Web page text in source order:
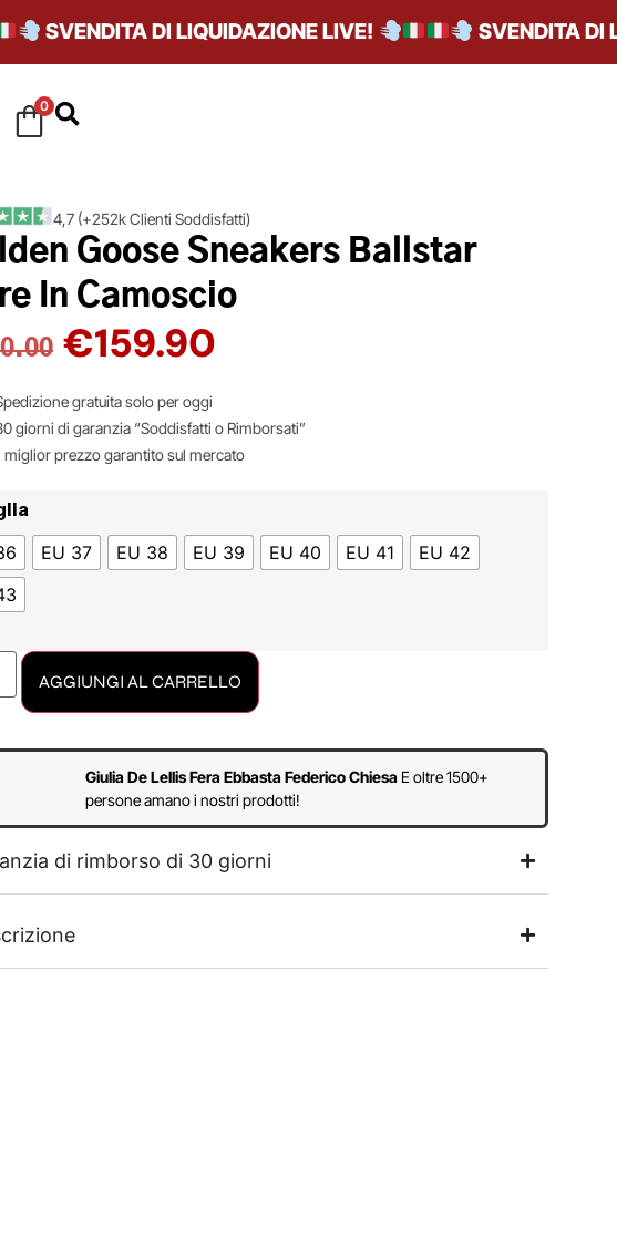
SVENDITA DI LIQUIDAZIONE LIVE! SVENDITA DI
0
4,7 (+252k Clienti Soddisfatti)
Goose Sneakers Ballstar
In Camoscio
€159.90
gratuita solo per oggi
giorni di garanzia “Soddisfatti o Rimborsati”
miglior prezzo garantito sul mercato
EU 37 EU 38 EU 39 EU 40 EU 41
EU 42
AGGIUNGI AL CARRELLO
Giulia De Lellis Fera Ebbasta Federico ChiesaE oltre 1500+
persone amano i nostri prodotti!
di rimborso di 30 giorni